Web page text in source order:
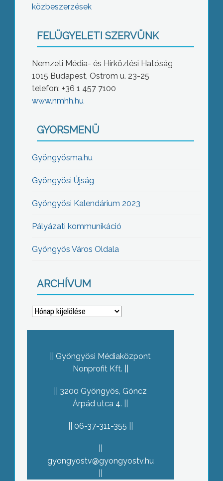
közbeszerzések
FELÜGYELETI SZERVÜNK
Nemzeti Média- és Hírközlési Hatóság
1015 Budapest, Ostrom u. 23-25
telefon: +36 1 457 7100
www.nmhh.hu
GYORSMENÜ
Gyöngyösma.hu
Gyöngyösi Újság
Gyöngyösi Kalendárium 2023
Pályázati kommunikáció
Gyöngyös Város Oldala
ARCHÍVUM
Archívum
Gyöngyösi Médiaközpont
Nonprofit Kft.
3200 Gyöngyös, Göncz
Árpád utca 4.
06-37-311-355
gyongyostv@gyongyostv.hu